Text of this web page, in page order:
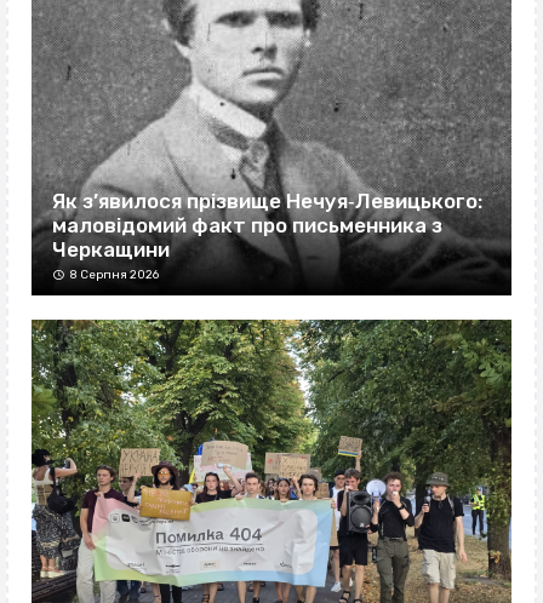
Як з’явилося прізвище Нечуя‐Левицького:
маловідомий факт про письменника з
Черкащини
8 Серпня 2026